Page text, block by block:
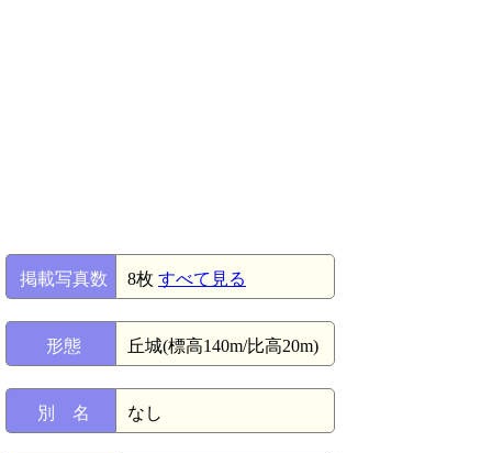
掲載写真数 8枚 すべて見る
形態 丘城(標高140m/比高20m)
別 名 なし